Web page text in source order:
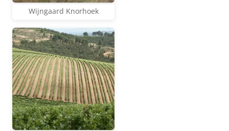
Wijngaard Knorhoek